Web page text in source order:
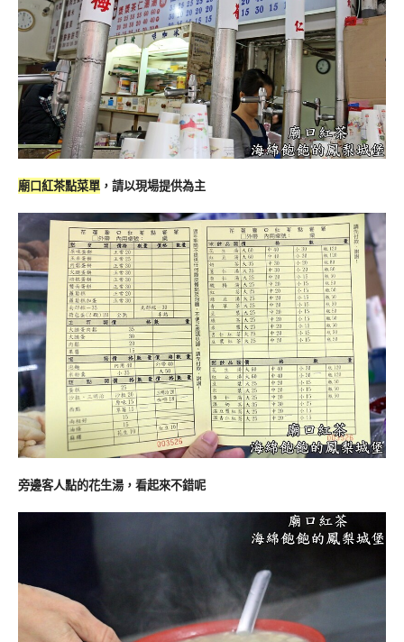
廟口紅茶點菜單 ，請以現場提供為主
旁邊客人點的花生湯，看起來不錯呢